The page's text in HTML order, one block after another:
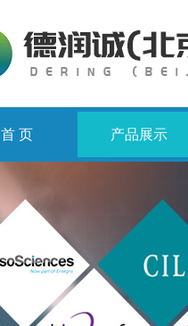
首 页 产品展示